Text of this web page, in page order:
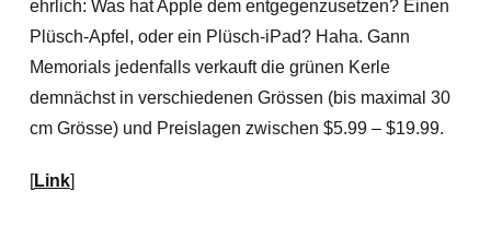
ehrlich: Was hat Apple dem entgegenzusetzen? Einen
Plüsch-Apfel, oder ein Plüsch-iPad? Haha. Gann
Memorials jedenfalls verkauft die grünen Kerle
demnächst in verschiedenen Grössen (bis maximal 30
cm Grösse) und Preislagen zwischen $5.99 – $19.99.
[Link]